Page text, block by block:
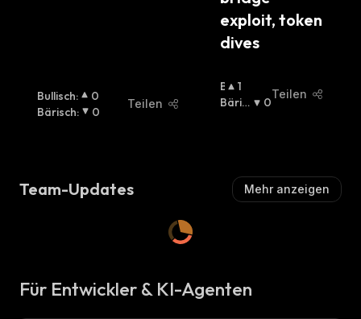
Bullisch:
0
Bärisch: 0
Teilen
exploit, token
dives
B
U
1
Bäris
0
Teilen
Team-Updates Mehr anzeigen
Für Entwickler & KI-Agenten